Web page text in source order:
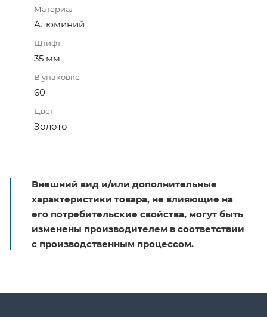
Материал
Алюминий
Штифт
35 мм
В упаковке
60
Цвет
Золото
Внешний вид и/или дополнительные
характеристики товара, не влияющие на
его потребительские свойства, могут быть
изменены производителем в соответствии
с производственным процессом.